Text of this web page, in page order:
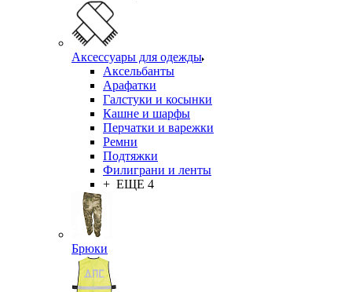
Аксессуары для одежды
Аксельбанты
Арафатки
Галстуки и косынки
Кашне и шарфы
Перчатки и варежки
Ремни
Подтяжки
Филиграни и ленты
+ ЕЩЕ 4
Брюки